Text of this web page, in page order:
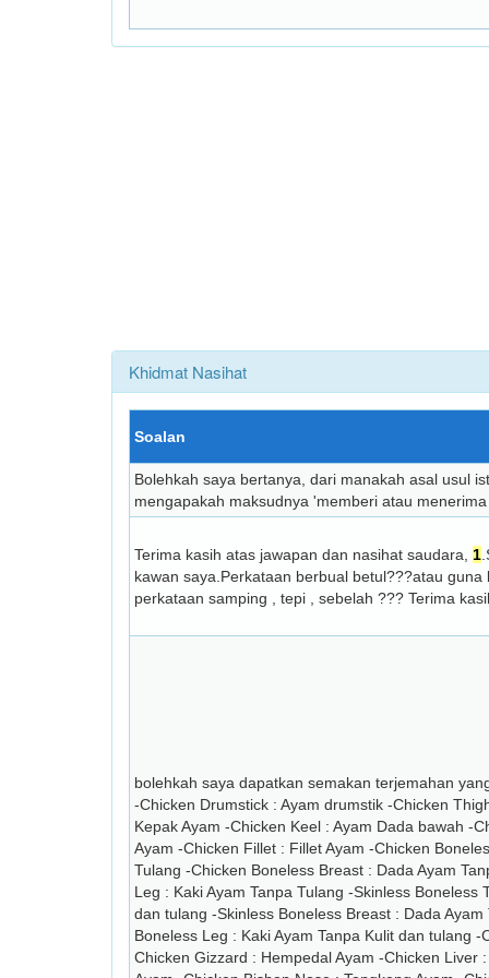
Khidmat Nasihat
Soalan
Bolehkah saya bertanya, dari manakah asal usul
mengapakah maksudnya 'memberi atau
Terima kasih atas jawapan dan nasihat saudara, 1
kawan saya.Perkataan berbual betul???atau
perkataan samping , tepi , sebelah ??? Terima
bolehkah saya dapatkan semakan terjemahan
-Chicken Drumstick : Ayam drumstik -Chicken
Kepak Ayam -Chicken Keel : Ayam Dada bawah -
Ayam -Chicken Fillet : Fillet Ayam -Chicken
Tulang -Chicken Boneless Breast : Dada Ayam
Leg : Kaki Ayam Tanpa Tulang -Skinless Boneless
dan tulang -Skinless Boneless Breast : Dada
Boneless Leg : Kaki Ayam Tanpa Kulit dan tulang
Chicken Gizzard : Hempedal Ayam -Chicken Liver